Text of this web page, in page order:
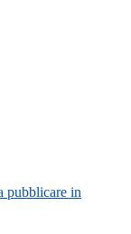
pubblicare in